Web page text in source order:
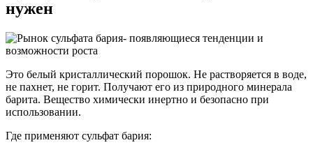
нужен
Это белый кристаллический порошок. Не растворяется в воде,
не пахнет, не горит. Получают его из природного минерала
барита. Вещество химически инертно и безопасно при
использовании.
Где применяют сульфат бария: